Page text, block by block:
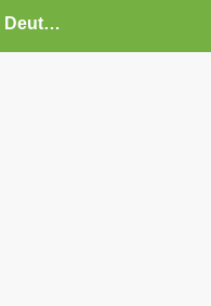
Bahnpolizei der Deutschen Bundesbahn